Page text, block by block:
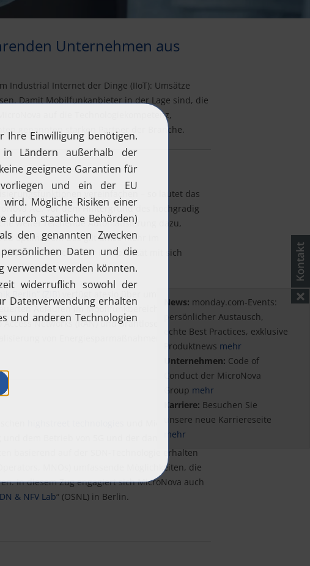
Unternehmen aus
Industrial Internet der Dinge (IIoT): Umsätze
Damit Mobilfunkanbieter in der Lage sind, die
auf die Technologiekompetenz,
genannten starken Partner der Branche.
vereinfachen – so lautet das
AG. Vor dem Hintergrund des hochgradig
weiter reichende Automatisierung dazu,
optimieren. Das gilt umso mehr im
die noch mehr Komplexität mit sich
Berlin“ (ZIB
) verfügt atesio über umfangreiches
Abläufen im Mobilfunkbereich. Der
Networks (RAN) und drahtlose sowie
von Energiesparmaßnahmen durch die
und MicroNova ist
dem Betrieb von 5G und der damit
basierend auf der SDN-Technologie erhalten
MNOs) umfassende Möglichkeiten, die
In diesem Zug engagiert sich MicroNova auch
& NFV Lab“ (OSNL) in Berlin.
News: monday.com-Events:
persönlicher Austausch,
echte Best Practices, exklusive
Produktnews mehr
Unternehmen: Code of
Conduct der MicroNova
Group mehr
Karriere: Besuchen Sie
unsere neue Karriereseite
mehr